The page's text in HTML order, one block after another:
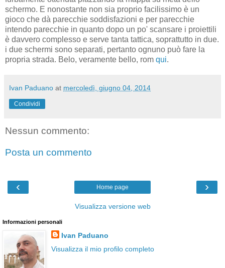
schermo. E nonostante non sia proprio facilissimo è un
gioco che dà parecchie soddisfazioni e per parecchie
intendo parecchie in quanto dopo un po' scansare i proiettili
è davvero complesso e serve tanta tattica, soprattutto in due.
i due schermi sono separati, pertanto ognuno può fare la
propria strada. Belo, veramente bello, rom qui.
Ivan Paduano at mercoledì, giugno 04, 2014
Condividi
Nessun commento:
Posta un commento
‹ ›
Home page
Visualizza versione web
Informazioni personali
Ivan Paduano
Visualizza il mio profilo completo